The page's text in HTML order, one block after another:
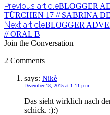
Previous articleBLOGGER
TÜRCHEN 17 // SABRINA
Next articleBLOGGER
// ORAL B
Join the Conversation
2 Comments
says: Nikè
Dezember 18, 2015 at 1:11 p.m.
Das sieht wirklich nach
schick. :):)